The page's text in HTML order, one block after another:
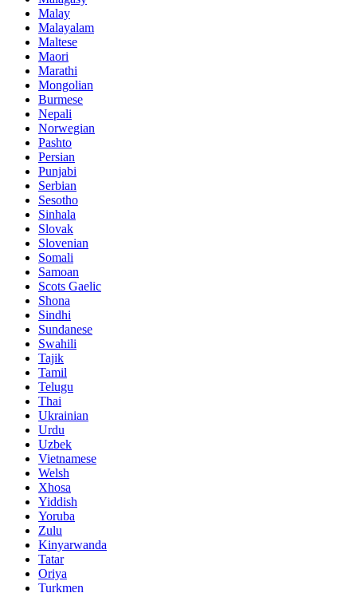
Malay
Malayalam
Maltese
Maori
Marathi
Mongolian
Burmese
Nepali
Norwegian
Pashto
Persian
Punjabi
Serbian
Sesotho
Sinhala
Slovak
Slovenian
Somali
Samoan
Scots Gaelic
Shona
Sindhi
Sundanese
Swahili
Tajik
Tamil
Telugu
Thai
Ukrainian
Urdu
Uzbek
Vietnamese
Welsh
Xhosa
Yiddish
Yoruba
Zulu
Kinyarwanda
Tatar
Oriya
Turkmen